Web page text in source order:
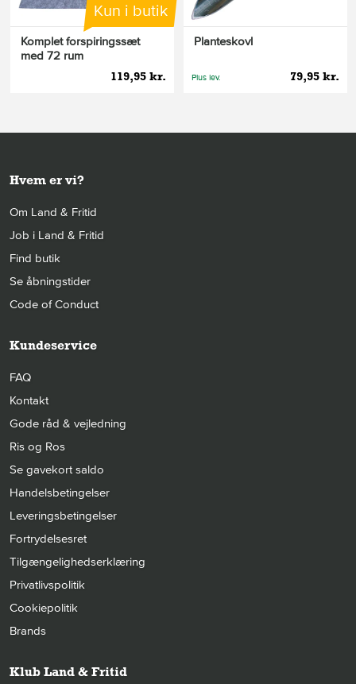
Kun i butik
Komplet forspiringssæt
med 72 rum
119,95 kr.
Planteskovl
79,95 kr.
Plus lev.
Hvem er vi?
Om Land & Fritid
Job i Land & Fritid
Find butik
Se åbningstider
Code of Conduct
Kundeservice
FAQ
Kontakt
Gode råd & vejledning
Ris og Ros
Se gavekort saldo
Handelsbetingelser
Leveringsbetingelser
Fortrydelsesret
Tilgængelighedserklæring
Privatlivspolitik
Cookiepolitik
Brands
Klub Land & Fritid